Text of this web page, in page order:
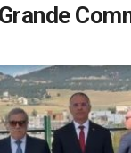
Grande